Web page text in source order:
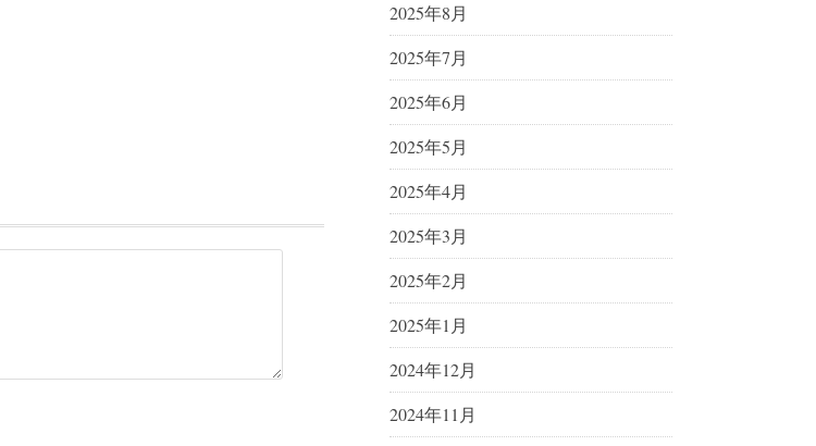
2025年8月
2025年7月
2025年6月
2025年5月
2025年4月
2025年3月
2025年2月
2025年1月
2024年12月
2024年11月